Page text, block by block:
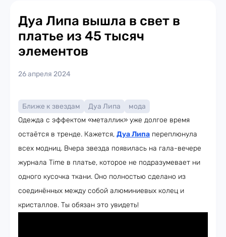
Дуа Липа вышла в свет в
платье из 45 тысяч
элементов
26 апреля 2024
Ближе к звездам Дуа Липа
мода
Одежда с эффектом «металлик» уже долгое время
остаётся в тренде. Кажется, Дуа Липа переплюнула
всех модниц. Вчера звезда появилась на гала-вечере
журнала Time в платье, которое не подразумевает ни
одного кусочка ткани. Оно полностью сделано из
соединённых между собой алюминиевых колец и
кристаллов. Ты обязан это увидеть!